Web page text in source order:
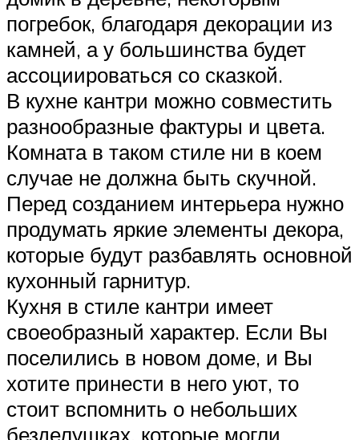
погребок, благодаря декорации из
камней, а у большинства будет
ассоциироваться со сказкой.
В кухне кантри можно совместить
разнообразные фактуры и цвета.
Комната в таком стиле ни в коем
случае не должна быть скучной.
Перед созданием интерьера нужно
продумать яркие элементы декора,
которые будут разбавлять основной
кухонный гарнитур.
Кухня в стиле кантри имеет
своеобразный характер. Если Вы
поселились в новом доме, и Вы
хотите принести в него уют, то
стоит вспомнить о небольших
безделушках, которые могли